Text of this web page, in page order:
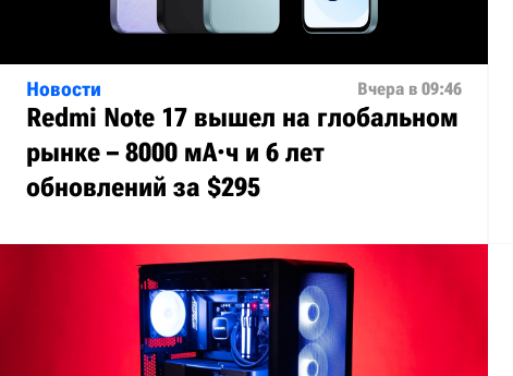
Новости Вчера в 09:46
Redmi Note 17 вышел на глобальном
рынке – 8000 мА·ч и 6 лет
обновлений за $295